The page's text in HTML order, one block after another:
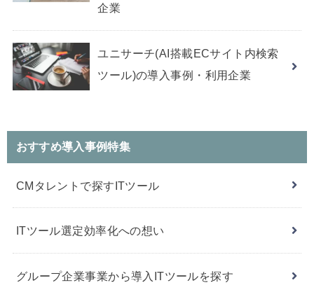
企業
ユニサーチ(AI搭載ECサイト内検索
ツール)の導入事例・利用企業
おすすめ導入事例特集
CMタレントで探すITツール
ITツール選定効率化への想い
グループ企業事業から導入ITツールを探す